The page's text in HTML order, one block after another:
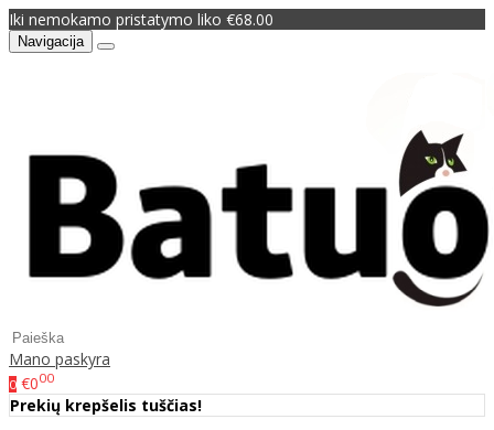
Iki nemokamo pristatymo liko €68.00
Navigacija
Mano paskyra
0 €000
Prekių krepšelis tuščias!